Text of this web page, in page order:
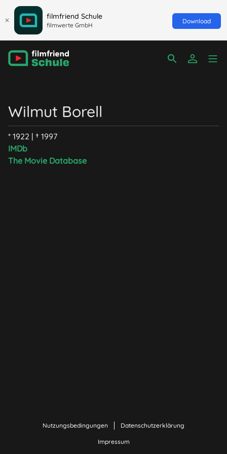
filmfriend Schule
filmwerte GmbH
Download
Wilmut Borell
* 1922 | † 1997
IMDb
The Movie Database
Nutzungsbedingungen Datenschutzerklärung
Impressum